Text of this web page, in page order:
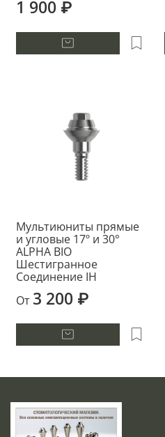
1 900 ₽
Мультиюниты прямые
и угловые 17º и 30°
ALPHA BIO
Шестигранное
Соединение IH
От 3 200 ₽